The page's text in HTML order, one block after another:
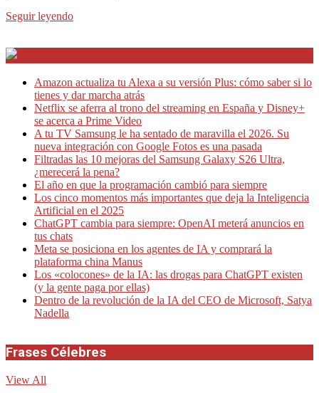
Seguir leyendo
Amazon actualiza tu Alexa a su versión Plus: cómo saber si lo
tienes y dar marcha atrás
Netflix se aferra al trono del streaming en España y Disney+
se acerca a Prime Video
A tu TV Samsung le ha sentado de maravilla el 2026. Su
nueva integración con Google Fotos es una pasada
Filtradas las 10 mejoras del Samsung Galaxy S26 Ultra,
¿merecerá la pena?
El año en que la programación cambió para siempre
Los cinco momentos más importantes que deja la Inteligencia
Artificial en el 2025
ChatGPT cambia para siempre: OpenAI meterá anuncios en
tus chats
Meta se posiciona en los agentes de IA y comprará la
plataforma china Manus
Los «colocones» de la IA: las drogas para ChatGPT existen
(y la gente paga por ellas)
Dentro de la revolución de la IA del CEO de Microsoft, Satya
Nadella
Frases Célebres
View All